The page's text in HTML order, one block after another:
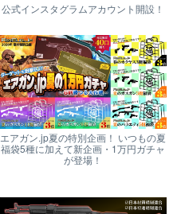
公式インスタグラムアカウント開設！
エアガン.jp夏の特別企画！ いつもの夏
福袋5種に加えて新企画・1万円ガチャ
が登場！